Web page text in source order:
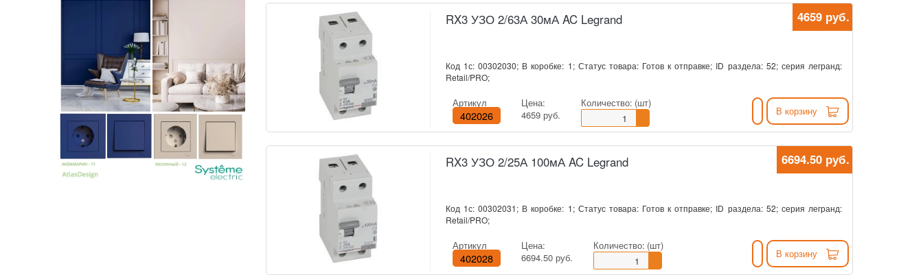
4659 руб.
RX3 УЗО 2/63А 30мА AC Legrand
Код 1с: 00302030; В коробке: 1; Статус товара: Готов к отправке; ID раздела: 52; серия легранд:
Retail/PRO;
Артикул
402026
Цена:
4659 руб.
Количество: (шт)
В корзину
6694.50 руб.
RX3 УЗО 2/25А 100мА AC Legrand
Код 1с: 00302031; В коробке: 1; Статус товара: Готов к отправке; ID раздела: 52; серия легранд:
Retail/PRO;
Артикул
402028
Цена:
6694.50 руб.
Количество: (шт)
В корзину